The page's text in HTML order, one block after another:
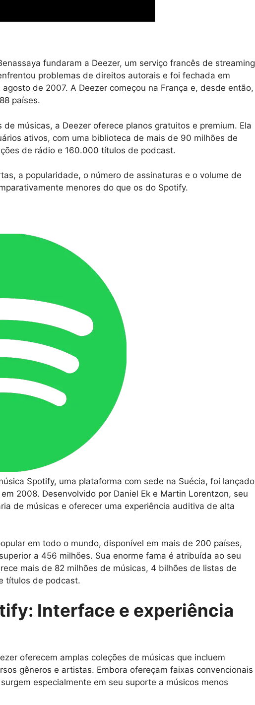
fundaram a Deezer, um serviço francês de streaming
problemas de direitos autorais e foi fechada em
de 2007. A Deezer começou na França e, desde então,
países.
músicas, a Deezer oferece planos gratuitos e premium. Ela
ativos, com uma biblioteca de mais de 90 milhões de
de rádio e 160.000 títulos de podcast.
a popularidade, o número de assinaturas e o volume de
menores do que os do Spotify.
Spotify, uma plataforma com sede na Suécia, foi lançado
2008. Desenvolvido por Daniel Ek e Martin Lorentzon, seu
de músicas e oferecer uma experiência auditiva de alta
em todo o mundo, disponível em mais de 200 países,
a 456 milhões. Sua enorme fama é atribuída ao seu
mais de 82 milhões de músicas, 4 bilhões de listas de
títulos de podcast.
Interface e experiência
oferecem amplas coleções de músicas que incluem
gêneros e artistas. Embora ofereçam faixas convencionais
especialmente em seu suporte a músicos menos